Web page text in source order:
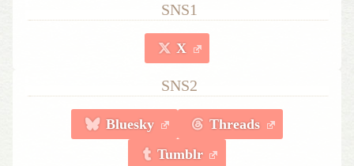
SNS1
X
SNS2
Bluesky
Threads
Tumblr